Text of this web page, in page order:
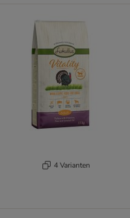
4 Varianten